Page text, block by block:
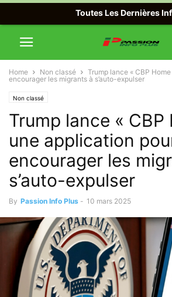
Home Non classé
Trump lance « CBP
encourager les migrants à s’auto-expulser
Non classé
Trump lance « CBP
une application
encourager les
s’auto-expulser
By Passion Info Plus - 10 mars 2025
Toutes Les Dernières